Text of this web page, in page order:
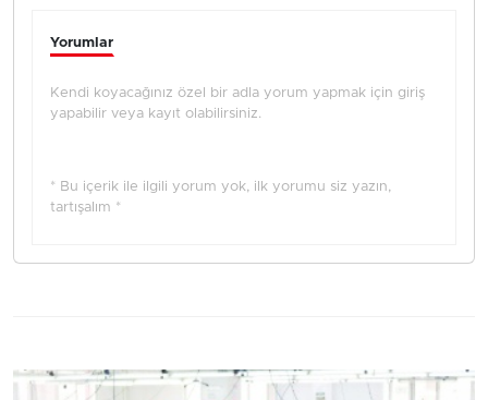
Yorumlar
Kendi koyacağınız özel bir adla yorum yapmak için giriş
yapabilir veya kayıt olabilirsiniz.
* Bu içerik ile ilgili yorum yok, ilk yorumu siz yazın,
tartışalım *